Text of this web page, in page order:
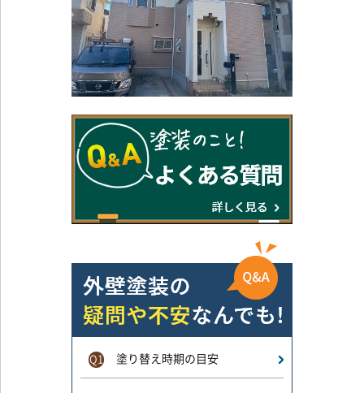
Q1 塗り替え時期の目安